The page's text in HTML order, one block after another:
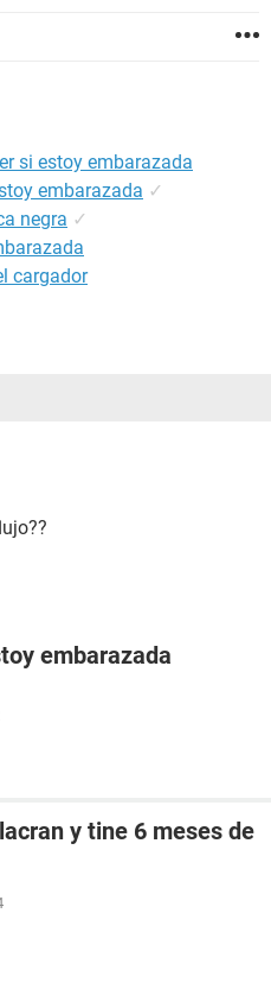
si estoy embarazada
embarazada ✓
negra ✓
cargador
embarazada
y tine 6 meses de